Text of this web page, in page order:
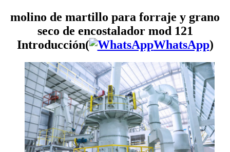
molino de martillo para forraje y grano
seco de encostalador mod 121
Introducción(
WhatsApp)